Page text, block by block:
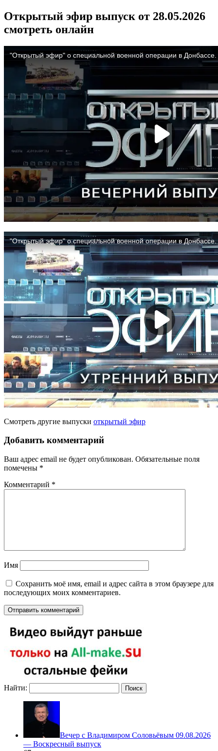
Открытый эфир выпуск от 28.05.2026
смотреть онлайн
Смотреть другие выпуски открытый эфир
Добавить комментарий
Ваш адрес email не будет опубликован. Обязательные поля
помечены *
Комментарий *
Имя
Сохранить моё имя, email и адрес сайта в этом браузере для
последующих моих комментариев.
Найти:
Вечер с Владимиром Соловьёвым 09.08.2026
— Воскресный выпуск